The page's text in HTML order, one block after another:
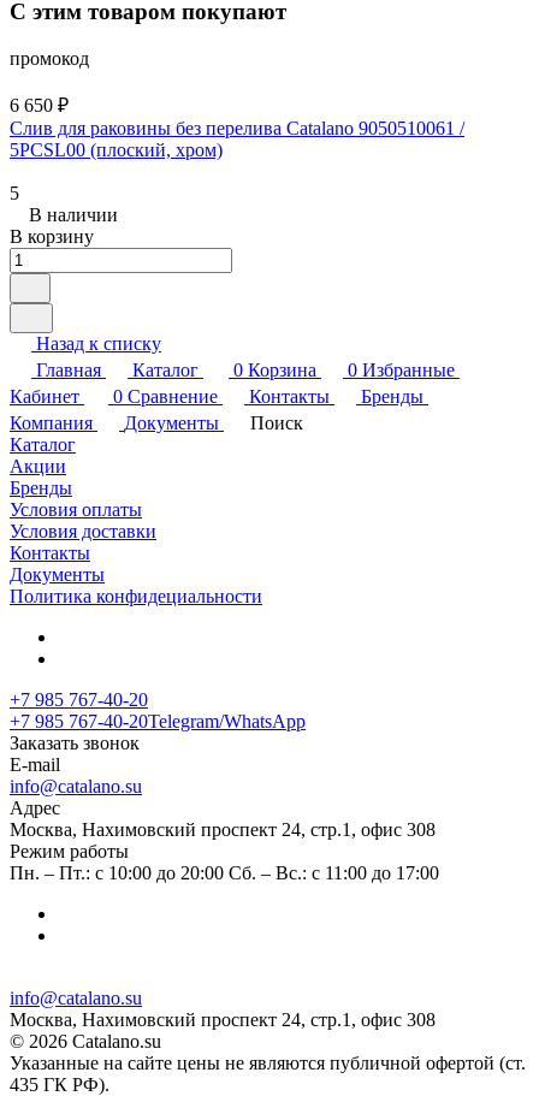
С этим товаром покупают
промокод
6 650 ₽
Слив для раковины без перелива Catalano 9050510061 /
5PCSL00 (плоский, хром)
5
В наличии
В корзину
Назад к списку
Главная
Каталог 0 Корзина 0 Избранные
Кабинет
0 Сравнение Контакты
Бренды
Компания
Документы
Поиск
Каталог
Акции
Бренды
Условия оплаты
Условия доставки
Контакты
Документы
Политика конфидециальности
+7 985 767-40-20
+7 985 767-40-20Telegram/WhatsApp
Заказать звонок
E-mail
info@catalano.su
Адрес
Москва, Нахимовский проспект 24, стр.1, офис 308
Режим работы
Пн. – Пт.: с 10:00 до 20:00 Сб. – Вс.: с 11:00 до 17:00
info@catalano.su
Москва, Нахимовский проспект 24, стр.1, офис 308
© 2026 Catalano.su
Указанные на сайте цены не являются публичной офертой (ст.
435 ГК РФ).